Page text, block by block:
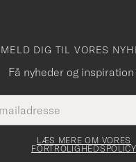
DIG TIL VORES
Få nyheder og
LÆS MERE OM VORES
FORTROLIGHEDSPOLICY